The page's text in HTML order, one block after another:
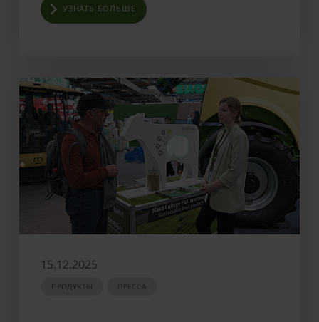
УЗНАТЬ БОЛЬШЕ
15.12.2025
ПРОДУКТЫ ПРЕССА